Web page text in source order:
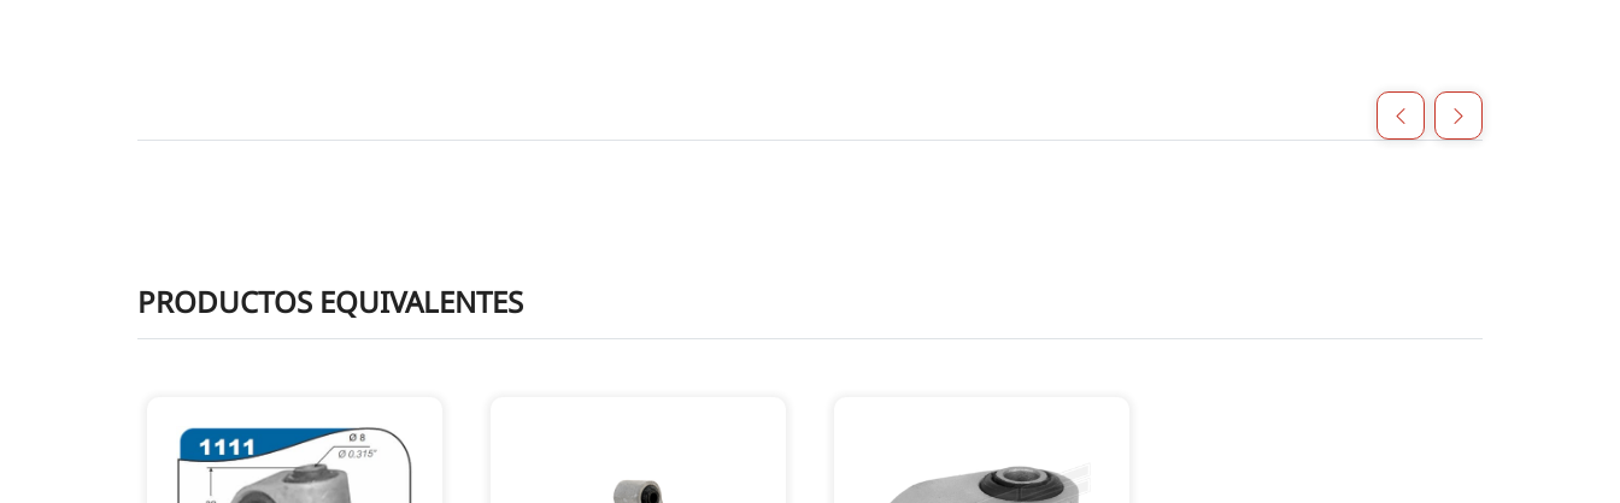
PRODUCTOS EQUIVALENTES